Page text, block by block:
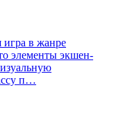
игра в жанре
элементы экшен-
п…